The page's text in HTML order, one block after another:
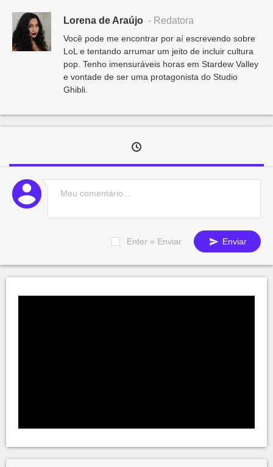
Lorena de Araújo - Redatora
Você pode me encontrar por aí escrevendo sobre
LoL e tentando arrumar um jeito de incluir cultura
pop. Tenho imensuráveis horas em Stardew Valley
e vontade de ser uma protagonista do Studio
Ghibli.
Enter = Enviar Enviar